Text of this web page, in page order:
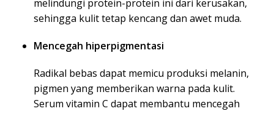
melindungi protein-protein ini dari kerusakan,
sehingga kulit tetap kencang dan awet muda.
Mencegah hiperpigmentasi
Radikal bebas dapat memicu produksi melanin,
pigmen yang memberikan warna pada kulit.
Serum vitamin C dapat membantu mencegah